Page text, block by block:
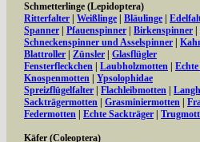
Schmetterlinge (Lepidoptera)
Ritterfalter
Weißlinge Bläulinge
Spanner
Pfauenspinner Birkenspinner
Schneckenspinner und Asselspinner
Blattroller
Zünsler
Glasflügler
Fensterfleckchen
Laubholzmotten
Knospenmotten
Ypsolophidae
Spreizflügelfalter
Flachleibmotten
Sackträgermotten
Grasminiermotten
Federmotten
Echte Sackträger
Käfer (Coleoptera)